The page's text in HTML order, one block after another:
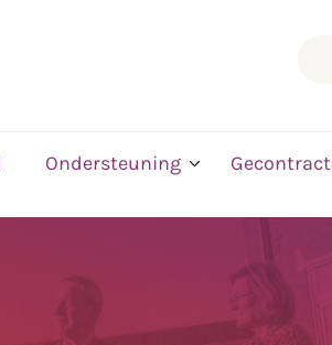
Ondersteuning